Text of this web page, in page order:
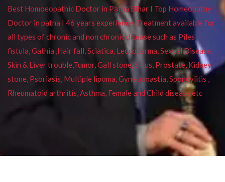
Best Homoeopathic Doctor in Patna Bihar I Top Homeopathy
Doctor in patna I 46 years experience. Treatment available for
all types of chronic and non chronic disease such as Piles ,
fistula, Gathia ,Hair fall, Sciatica, Leucoderma, Sexual Disease,
Skin & Liver trouble,Tumor, Gall stone, Sinus, Prostate, Kidney
stone, Psoriasis, Multiple lipoma, Gynecomastia, Spondylitis ,
Rheumatoid arthritis, Asthma, Female and Child disease etc